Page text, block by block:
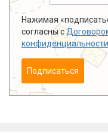
Нажимая
согласны с
конфиденциальности
Подписаться